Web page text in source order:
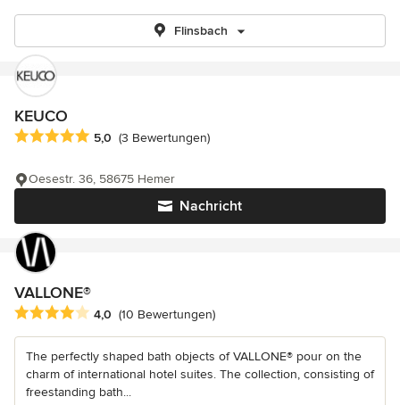
Flinsbach
KEUCO
Durchschnittliche Bewertung: 5 von 5 Sternen
5,0 (3 Bewertungen)
Nachricht
Oesestr. 36, 58675 Hemer
VALLONE®
Durchschnittliche Bewertung: 4 von 5 Sternen
4,0 (10 Bewertungen)
The perfectly shaped bath objects of VALLONE® pour on the
charm of international hotel suites. The collection, consisting of
freestanding bath...